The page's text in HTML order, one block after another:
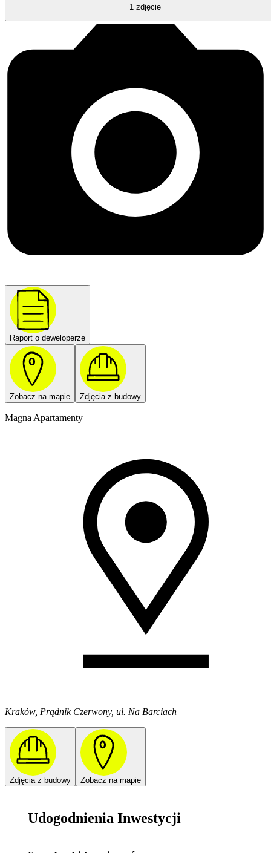
1 zdjęcie
Raport o deweloperze
Zobacz na mapie Zdjęcia z budowy
Magna Apartamenty
Kraków, Prądnik Czerwony, ul. Na Barciach
Zdjęcia z budowy Zobacz na mapie
Udogodnienia Inwestycji